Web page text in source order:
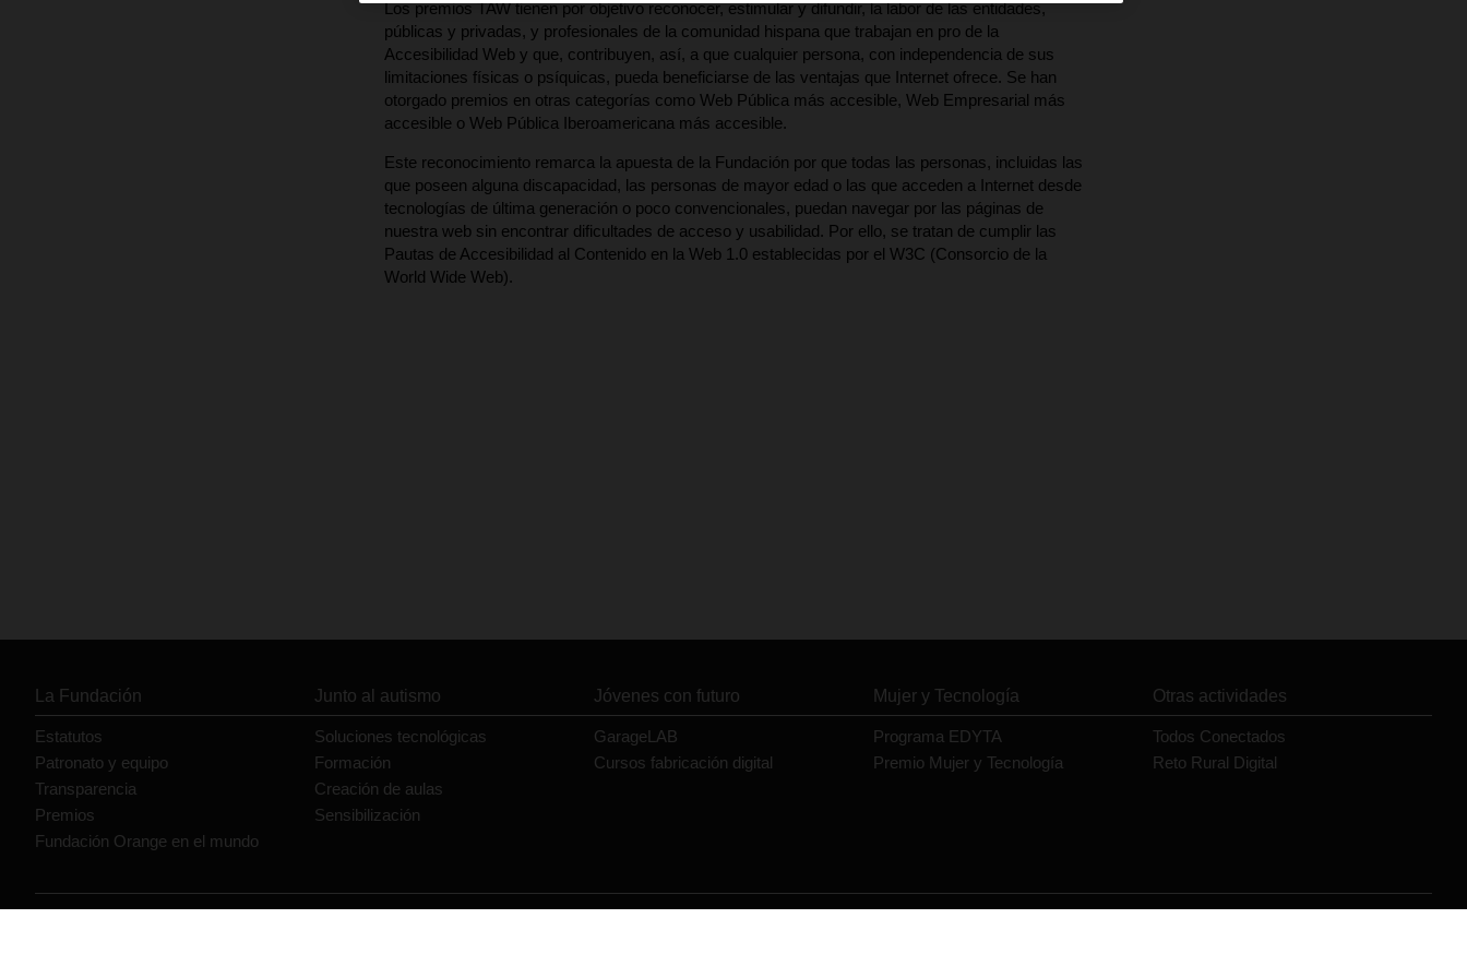
Los premios TAW tienen por objetivo reconocer, estimular y difundir, la labor de las entidades,
públicas y privadas, y profesionales de la comunidad hispana que trabajan en pro de la
Accesibilidad Web y que, contribuyen, así, a que cualquier persona, con independencia de sus
limitaciones físicas o psíquicas, pueda beneficiarse de las ventajas que Internet ofrece. Se han
otorgado premios en otras categorías como Web Pública más accesible, Web Empresarial más
accesible o Web Pública Iberoamericana más accesible.
Este reconocimiento remarca la apuesta de la Fundación por que todas las personas, incluidas las
que poseen alguna discapacidad, las personas de mayor edad o las que acceden a Internet desde
tecnologías de última generación o poco convencionales, puedan navegar por las páginas de
nuestra web sin encontrar dificultades de acceso y usabilidad. Por ello, se tratan de cumplir las
Pautas de Accesibilidad al Contenido en la Web 1.0 establecidas por el W3C (Consorcio de la
World Wide Web).
La Fundación
Estatutos
Patronato y equipo
Transparencia
Premios
Fundación Orange en el mundo
Junto al autismo
Soluciones tecnológicas
Formación
Creación de aulas
Sensibilización
Jóvenes con futuro
GarageLAB
Cursos fabricación digital
Mujer y Tecnología
Programa EDYTA
Premio Mujer y Tecnología
Otras actividades
Todos Conectados
Reto Rural Digital